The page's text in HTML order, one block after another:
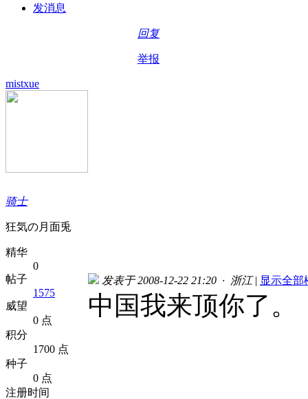
发消息
回复
举报
mistxue
骑士
狂気の月面兎
精华
0
帖子
1575
威望
0 点
积分
1700 点
种子
0 点
注册时间
发表于 2008-12-22 21:20 · 浙江 | 显示全部
中国我来顶你了。